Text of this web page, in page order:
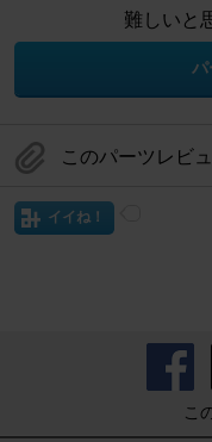
難しいと
パ
このパーツレビ
イイね！
こ